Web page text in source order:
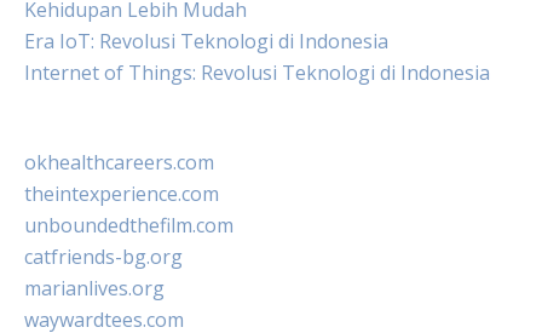
Kehidupan Lebih Mudah
Era IoT: Revolusi Teknologi di Indonesia
Internet of Things: Revolusi Teknologi di Indonesia
okhealthcareers.com
theintexperience.com
unboundedthefilm.com
catfriends-bg.org
marianlives.org
waywardtees.com